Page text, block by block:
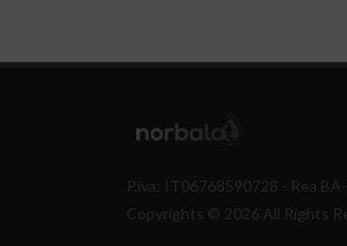
P.iva: IT06768590728 - Rea
Copyrights © 2026 All Rights